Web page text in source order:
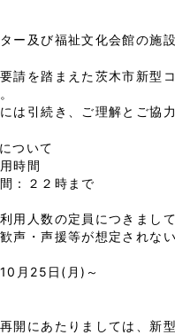
ー及び福祉文化会館の施
請を踏まえた茨木市新型
は引続き、ご理解とご協
ついて
時間
：２２時まで
人数の定員につきまして
・声援等が想定されない
月25日(月)～
開にあたりましては、新